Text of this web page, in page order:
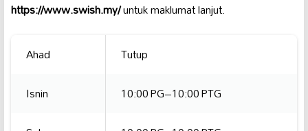
https://www.swish.my/untuk maklumat lanjut.
Ahad
Tutup
Isnin
10:00 PG–10:00 PTG